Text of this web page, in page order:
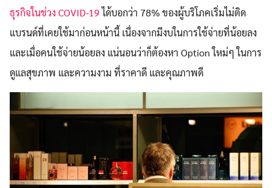
ธุรกิจในช่วง COVID-19ได้บอกว่า 78% ของผู้บริโภคเริ่มไม่ติด
แบรนด์ที่เคยใช้มาก่อนหน้านี้ เนื่องจากมีงบในการใช้จ่ายที่น้อยลง
และเมื่อคนใช้จ่ายน้อยลง แน่นอนว่าก็ต้องหา Option ใหม่ๆ ในการ
ดูแลสุขภาพ และความงาม ที่ราคาดี และคุณภาพดี